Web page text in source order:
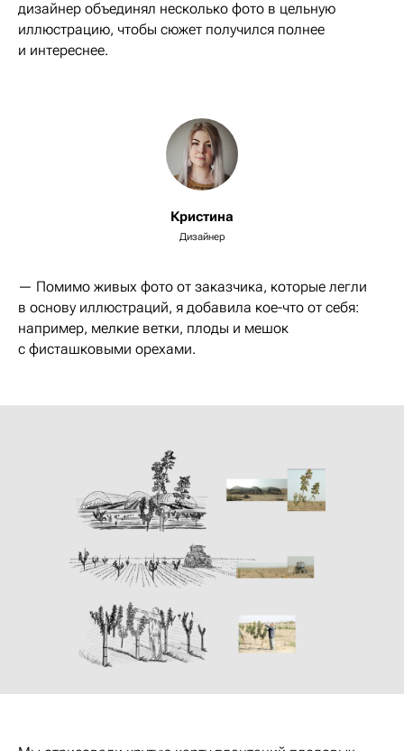
дизайнер объединял несколько фото в цельную
иллюстрацию, чтобы сюжет получился полнее
и интереснее.
Кристина
Дизайнер
— Помимо живых фото от заказчика, которые легли
в основу иллюстраций, я добавила кое-что от себя:
например, мелкие ветки, плоды и мешок
с фисташковыми орехами.